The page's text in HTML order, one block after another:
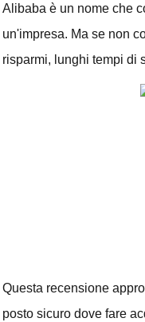
Alibaba è un nome che
un'impresa. Ma se non
risparmi, lunghi tempi di
Questa recensione
posto sicuro dove fare